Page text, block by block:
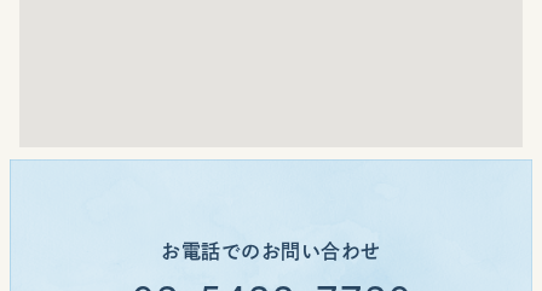
お電話でのお問い合わせ